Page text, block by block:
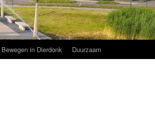
Bewegen in Dierdonk Duurzaam